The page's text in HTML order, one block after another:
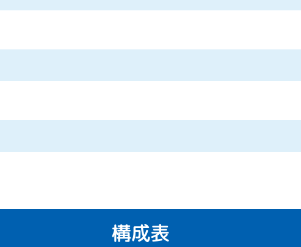
構成表